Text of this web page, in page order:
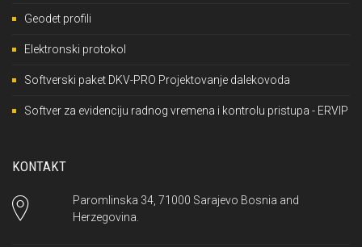
Geodet profili
Elektronski protokol
Softverski paket DKV-PRO Projektovanje dalekovoda
Softver za evidenciju radnog vremena i kontrolu pristupa - ERVIP
KONTAKT
Paromlinska 34, 71000 Sarajevo Bosnia and
Herzegovina.